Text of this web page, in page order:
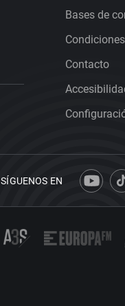
Bases de
Contacto
SÍGUENOS EN